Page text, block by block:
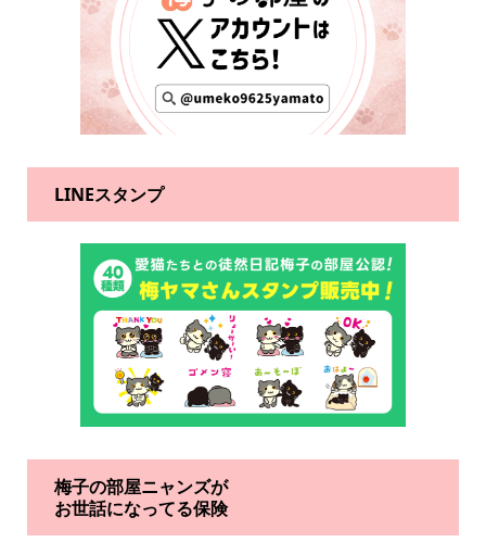
LINEスタンプ
梅子の部屋ニャンズが
お世話になってる保険